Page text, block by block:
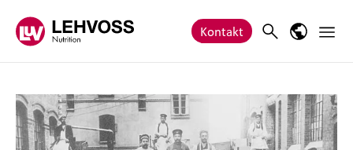
Kontakt SearchSprach-